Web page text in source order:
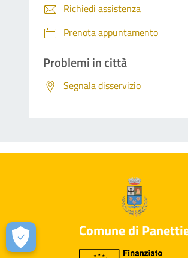
Richiedi assistenza
Prenota appuntamento
Problemi in città
Segnala disservizio
Comune di